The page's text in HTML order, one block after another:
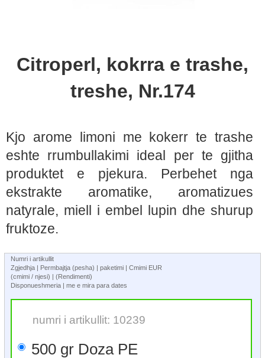
Citroperl, kokrra e trashe,
treshe, Nr.174
Kjo arome limoni me kokerr te trashe
eshte rrumbullakimi ideal per te gjitha
produktet e pjekura. Perbehet nga
ekstrakte aromatike, aromatizues
natyrale, miell i embel lupin dhe shurup
fruktoze.
Numri i artikullit
Zgjedhja | Permbajtja (pesha) | paketimi | Cmimi EUR
(cmimi / njesi) | (Rendimenti)
Disponueshmeria | me e mira para dates
numri i artikullit: 10239
500 gr Doza PE